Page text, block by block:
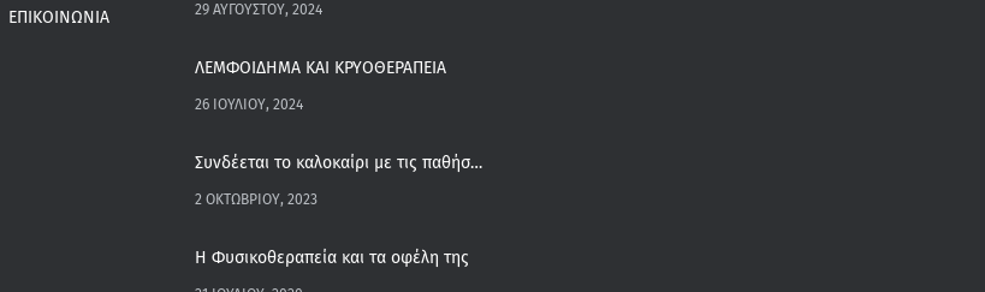
ΕΠΙΚΟΙΝΩΝΙΑ 29 ΑΥΓΟΎΣΤΟΥ, 2024
ΛΕΜΦΟΙΔΗΜΑ ΚΑΙ ΚΡΥΟΘΕΡΑΠΕΙΑ
26 ΙΟΥΛΊΟΥ, 2024
Συνδέεται το καλοκαίρι με τις παθήσεις του πέλματος;
2 ΟΚΤΩΒΡΊΟΥ, 2023
Η Φυσικοθεραπεία και τα οφέλη της